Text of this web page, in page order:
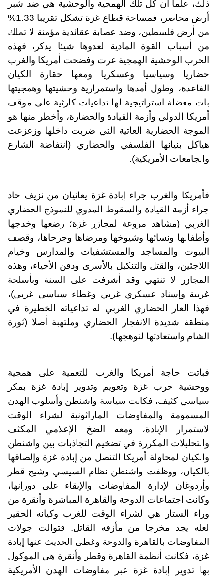
ذلك، علما أن كل تلك الهمجية والوحشية هي ضد شبر
أرض محاصر، فمساحة قطاع غزة تشكل تقريبا 1.33%
من أرض فلسطين، وضد عصابة عقائدية مؤمنة لا تملك
من أسباب القوة المادية لعدوها شيئا يذكر، فهذه
الحرب الوحشية الهمجية عرت وفضحت أمريكا والغرب
حضاريا وسياسيا وعسكريا ومعها حقارة الكيان
القاعدة، وطول أمدها واستمرارية وحشيتها وهمجيتها
بات معضلة استراتيجية لها تداعيات كارثية على موقف
أمريكا الدولي وأزمة القيادة والحضارة، وأخطر منها هو
الموجة الحضارية العاتية التي ضربت داخلها وزعزعت
هياكل بنيانها الفلسفي والحضاري (انتفاضة الشارع
والجامعات الأمريكية).
فأمريكا والغرب جراء إبادة غزة يعانيان من نزيف حاد
جراء أزمة القيادة والسقوط المدوي للنموذج الحضاري
الغربي (مشاهد مروعة لمجازر غزة؛ رضعها وخدجها
وأطفالها ونسائها وشيوخها ومرضاها وجرحاها، وقصف
البيوت والمساجد والمستشفيات والمدارس وخيام
اللاجئين، والقتل والتنكيل بالأسرى ودفن الأحياء، وهذه
المجازر لا تنتهي وقد أشرفت على السنة وبأسلحة
غربية وإسناد عسكري غربي وغطاء سياسي غربي)،
فهذا العار الحضاري الغربي له تداعياته الخطيرة في
منطقة شديدة الانفجار الحضاري وملتهبة أصلا (ثورة
الشام واستعادتها لتوهجها).
فباتت حاجة أمريكا والغرب للتعمية على همجية
ووحشية حرب غزة وتعويم وتدوير إبادة غزة بمكر
سياسي كثيف، فكانت سياسة واشنطن وأسلوب الهدن
المسمومة والمفاوضات الماراثونية لشراء الوقت
لاستمرار الإبادة، ومعه الضخ الإعلامي المكثف
والتحليلات المكررة في تضخيم التجاذبات بين واشنطن
والكيان لمحاولة أمريكا التنصل من إبادة غزة وإلصاقها
بالكيان، ووظفت واشنطن نظام السيسي وشيخ قطر
وأردوغان لإدارة المفاوضات والإبقاء على دورانها،
وكانت اجتماعات الدوحة والقاهرة المباشرة وأنقرة من
وراء الستار هي لشراء الوقت للغرب وكيانه الحقير
لعله يجد مخرجا من مأزقه القاتل. فتوالت جولات
المفاوضات بالقاهرة والدوحة وغطى الحديث عنها إبادة
غزة، فكانت أنظمة القاهرة وقطر وأنقرة هي الموكول
بها تدوير إبادة غزة عبر مفاوضات الهدن الأمريكية